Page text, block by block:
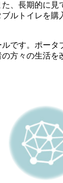
、長期的に
ルトイレを
です。ポー
方々の生活